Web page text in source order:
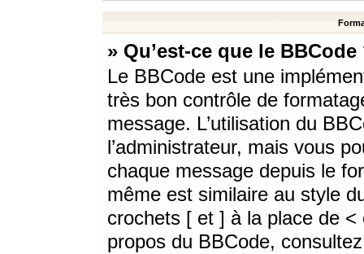
» Qu’est-ce que le BBCode
Le BBCode est une
très bon contrôle de
message. L’utilisation du
l’administrateur, mais vous
chaque message depuis le
même est similaire au style
crochets [ et ] à la place de <
propos du BBCode,